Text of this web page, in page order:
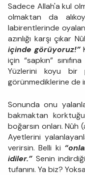
Sadece Allah'a kul
olmaktan da
labirentlerinde
azınlığı karşı çıkar
içinde görüyoruz!”
için “sapkın”
Yüzlerini koyu bir
görünmediklerine de
Sonunda onu
bakmaktan
boğarsın onları. Nûh
Ayetlerini
verirsin. Belli ki
idiler.” Senin
tufanını. Ya biz?